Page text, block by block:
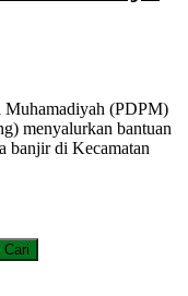
Muhamadiyah (PDPM)
menyalurkan bantuan
banjir di Kecamatan